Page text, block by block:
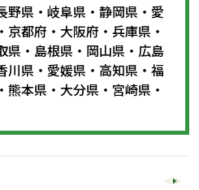
野県 ・ 岐阜県 ・ 静岡県 ・ 愛
・ 京都府 ・ 大阪府 ・ 兵庫県 ・
県 ・ 島根県 ・ 岡山県 ・ 広島
川県 ・ 愛媛県 ・ 高知県 ・ 福
・ 熊本県 ・ 大分県 ・ 宮崎県 ・